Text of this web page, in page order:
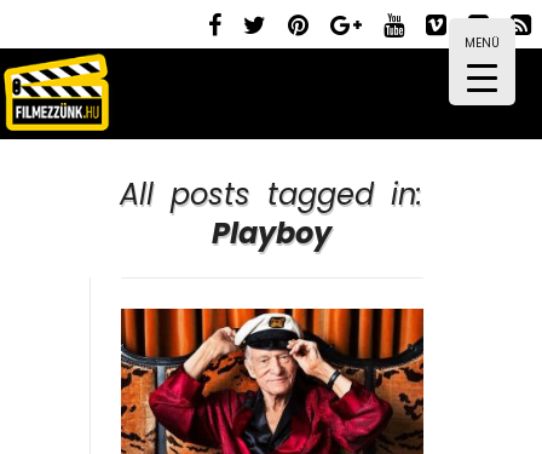
MENÜ
All posts tagged in:
Playboy